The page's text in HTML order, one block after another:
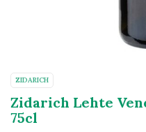
ZIDARICH
Zidarich Lehte
75cl